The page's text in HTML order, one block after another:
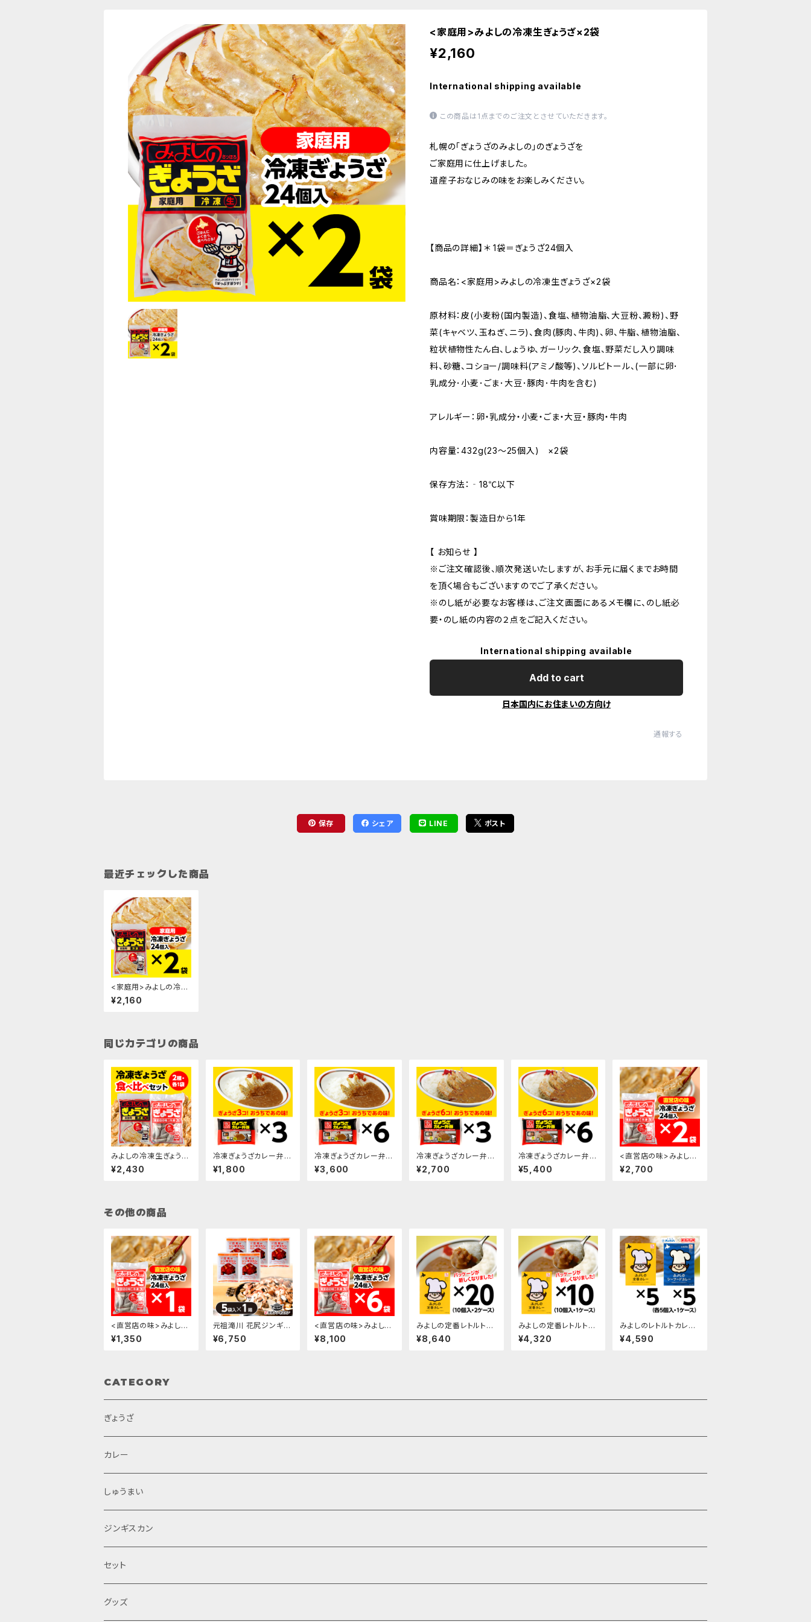
<家庭用>みよしの冷凍生ぎょうざ×2袋
¥2,160
International shipping available
この商品は1点までのご注文とさせていただきます。
札幌の「ぎょうざのみよしの」のぎょうざを
ご家庭用に仕上げました。
道産子おなじみの味をお楽しみください。
【商品の詳細】＊ 1袋＝ぎょうざ24個入
商品名：<家庭用>みよしの冷凍生ぎょうざ×2袋
原材料：皮(小麦粉(国内製造)、食塩、植物油脂、大豆粉、澱粉)、野
菜(キャベツ、玉ねぎ、ニラ)、食肉(豚肉、牛肉)、卵、牛脂、植物油脂、
粒状植物性たん白、しょうゆ、ガーリック、食塩、野菜だし入り調味
料、砂糖、コショー/調味料(アミノ酸等)、ソルビトール、(一部に卵･
乳成分･小麦･ごま･大豆･豚肉･牛肉を含む)
アレルギー：卵・乳成分・小麦・ごま・大豆・豚肉・牛肉
内容量：432g(23～25個入) ×2袋
保存方法：‐18℃以下
賞味期限：製造日から1年
【 お知らせ 】
※ご注文確認後、順次発送いたしますが、お手元に届くまでお時間
を頂く場合もございますのでご了承ください。
※のし紙が必要なお客様は、ご注文画面にあるメモ欄に、のし紙必
要・のし紙の内容の２点をご記入ください。
International shipping available
Add to cart
日本国内にお住まいの方向け
通報する
保存 シェア LINE ポスト
最近チェックした商品
<家庭用>みよしの冷凍
生ぎょうざ×2袋
¥2,160
同じカテゴリの商品
みよしの冷凍生ぎょうざ
食べ比べセット
¥2,430
冷凍ぎょうざカレー弁当
300g×3袋
¥1,800
冷凍ぎょうざカレー弁当
300g×6袋
¥3,600
冷凍ぎょうざカレー弁当
510g×3袋
¥2,700
冷凍ぎょうざカレー弁当
510g×6袋
¥5,400
<直営店の味>みよしの
冷凍生ぎょうざ×2袋
¥2,700
その他の商品
<直営店の味>みよしの
冷凍生ぎょうざ×1袋
¥1,350
元祖滝川 花尻ジンギス
カン(冷凍)/Bセット(5袋
入･1箱)
¥6,750
<直営店の味>みよしの
冷凍生ぎょうざ×6袋
¥8,100
みよしの定番レトルトカ
レー/10パック入・2ケー
ス
¥8,640
みよしの定番レトルトカ
レー/10パック入・1ケー
ス
¥4,320
みよしのレトルトカレー
2種類セット／各5パック
入・1ケース
¥4,590
CATEGORY
ぎょうざ
カレー
しゅうまい
ジンギスカン
セット
グッズ